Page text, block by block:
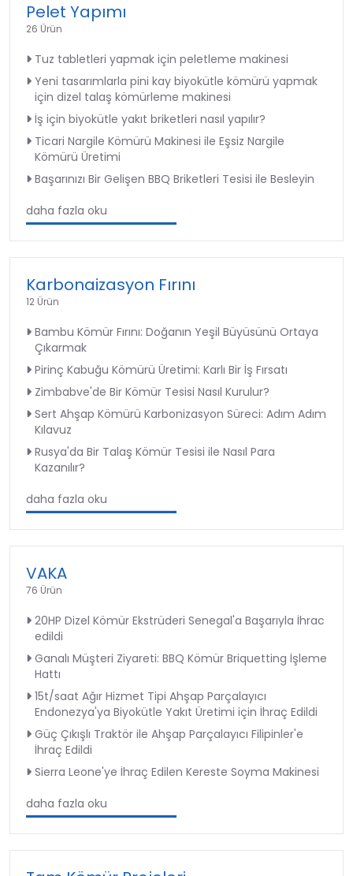
Pelet Yapımı
26 Ürün
Tuz tabletleri yapmak için peletleme makinesi
Yeni tasarımlarla pini kay biyokütle kömürü yapmak
için dizel talaş kömürleme makinesi
İş için biyokütle yakıt briketleri nasıl yapılır?
Ticari Nargile Kömürü Makinesi ile Eşsiz Nargile
Kömürü Üretimi
Başarınızı Bir Gelişen BBQ Briketleri Tesisi ile Besleyin
daha fazla oku
Karbonaizasyon Fırını
12 Ürün
Bambu Kömür Fırını: Doğanın Yeşil Büyüsünü Ortaya
Çıkarmak
Pirinç Kabuğu Kömürü Üretimi: Karlı Bir İş Fırsatı
Zimbabve'de Bir Kömür Tesisi Nasıl Kurulur?
Sert Ahşap Kömürü Karbonizasyon Süreci: Adım Adım
Kılavuz
Rusya'da Bir Talaş Kömür Tesisi ile Nasıl Para
Kazanılır?
daha fazla oku
VAKA
76 Ürün
20HP Dizel Kömür Ekstrüderi Senegal'a Başarıyla İhrac
edildi
Ganalı Müşteri Ziyareti: BBQ Kömür Briquetting İşleme
Hattı
15t/saat Ağır Hizmet Tipi Ahşap Parçalayıcı
Endonezya'ya Biyokütle Yakıt Üretimi için İhraç Edildi
Güç Çıkışlı Traktör ile Ahşap Parçalayıcı Filipinler'e
İhraç Edildi
Sierra Leone'ye İhraç Edilen Kereste Soyma Makinesi
daha fazla oku